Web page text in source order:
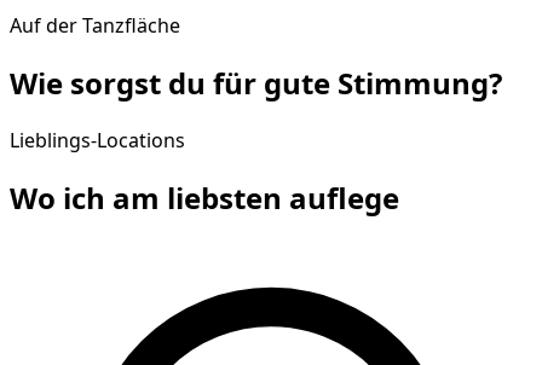
Auf der Tanzfläche
Wie sorgst du für gute Stimmung?
Lieblings-Locations
Wo ich am liebsten auflege